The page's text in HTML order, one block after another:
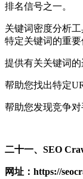
排名信号之一。
关键词密度分析
特定关键词的重要
提供有关关键词
帮助您找出特定
帮助您发现竞争
二十一、SEO
网址：https://